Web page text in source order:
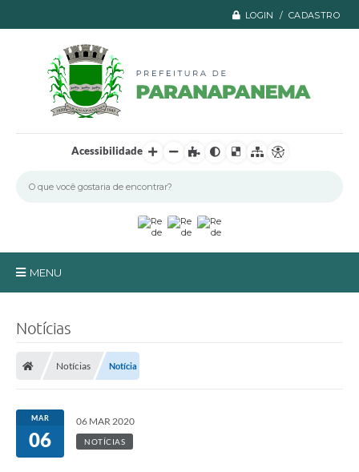
LOGIN / CADASTRO
Acessibilidade
MENU
Transparência
Ouvidoria / SIC
Notícias
Notícias Notícia
MAR
06
06 MAR 2020
NOTÍCIAS